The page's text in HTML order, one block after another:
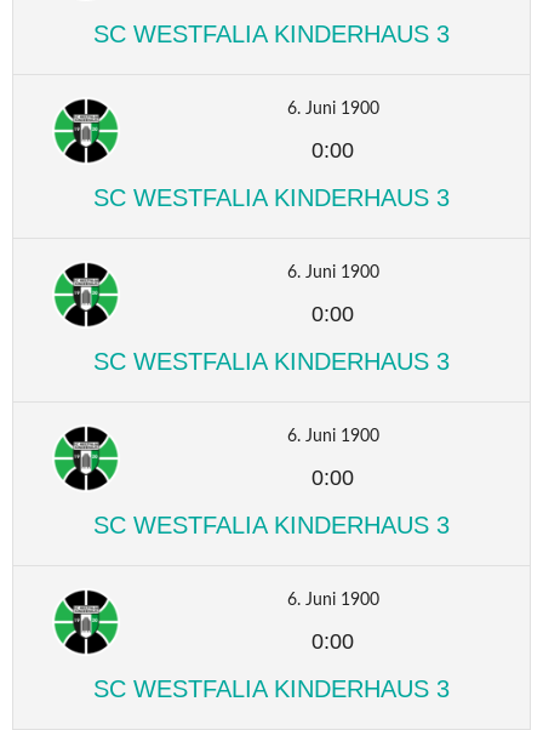
SC WESTFALIA KINDERHAUS 3
6. Juni 1900
0:00
SC WESTFALIA KINDERHAUS 3
6. Juni 1900
0:00
SC WESTFALIA KINDERHAUS 3
6. Juni 1900
0:00
SC WESTFALIA KINDERHAUS 3
6. Juni 1900
0:00
SC WESTFALIA KINDERHAUS 3